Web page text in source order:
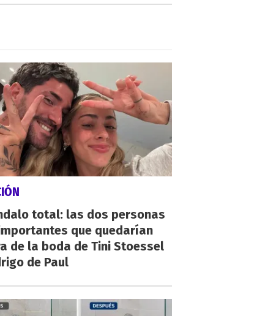
total: las dos personas
que quedarían
de la boda de Tini Stoessel
de Paul